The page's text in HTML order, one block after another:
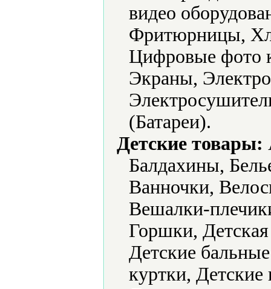
видео
Фритюрницы,
Цифровые фото
Экраны,
(Батареи).
Детские товары:
Балдахины,
Ванночки,
Вешалки-
Горшки,
Детские
куртки, Детские